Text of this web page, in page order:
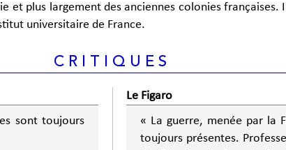
et plus largement des anciennes colonies
universitaire de France.
CRITIQUES
sont toujours
Le Figaro
« La guerre, menée par la
toujours présentes.